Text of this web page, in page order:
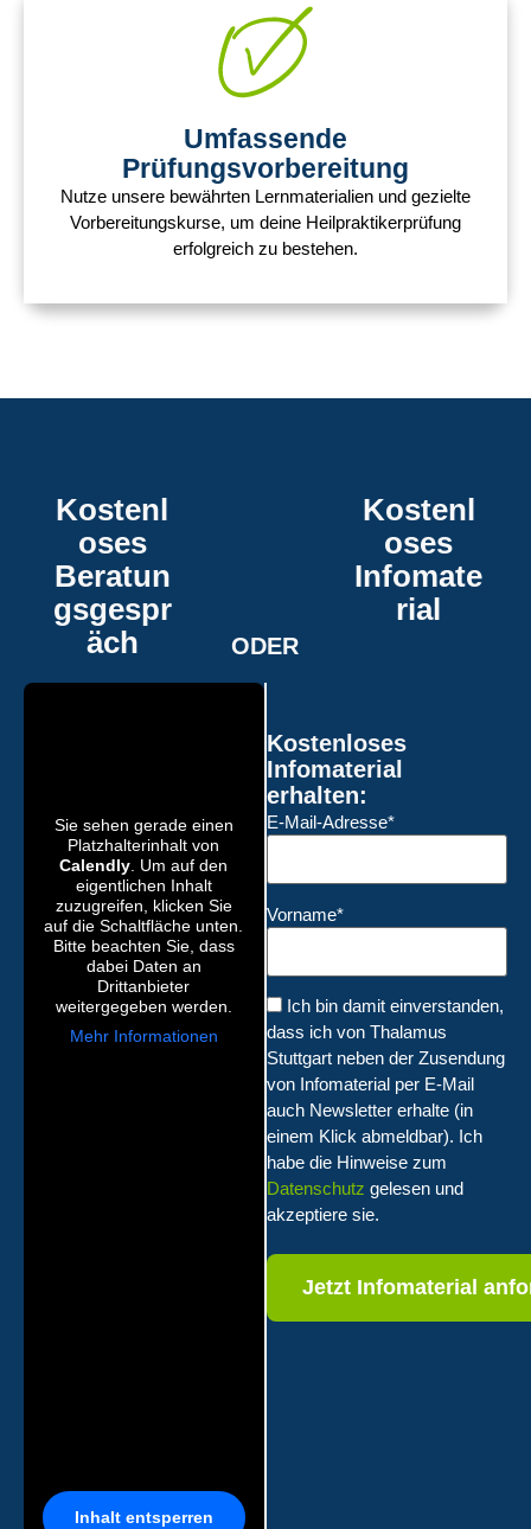
Umfassende
Prüfungsvorbereitung
Nutze unsere bewährten Lernmaterialien und gezielte
Vorbereitungskurse, um deine Heilpraktikerprüfung
erfolgreich zu bestehen.
Kostenl
oses
Beratun
gsgespr
äch
ODER
Kostenl
oses
Infomate
rial
Sie sehen gerade einen
Platzhalterinhalt von
Calendly . Um auf den
eigentlichen Inhalt
zuzugreifen, klicken Sie
auf die Schaltfläche unten.
Bitte beachten Sie, dass
dabei Daten an
Drittanbieter
weitergegeben werden.
Mehr Informationen
Inhalt entsperren
Kostenloses
Infomaterial
erhalten:
E-Mail-Adresse*
Vorname*
Ich bin damit einverstanden,
dass ich von Thalamus
Stuttgart neben der Zusendung
von Infomaterial per E-Mail
auch Newsletter erhalte (in
einem Klick abmeldbar). Ich
habe die Hinweise zum
Datenschutz gelesen und
akzeptiere sie.